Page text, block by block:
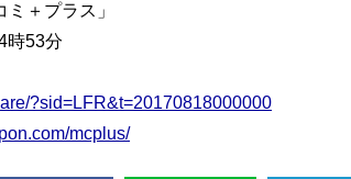
＋プラス」
時53分
?sid=LFR&t=20170818000000
mcplus/